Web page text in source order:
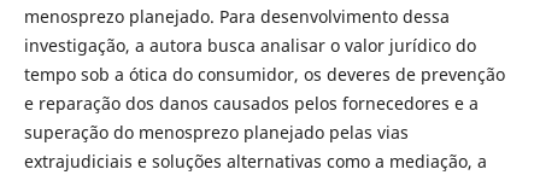
menosprezo planejado. Para desenvolvimento dessa
investigação, a autora busca analisar o valor jurídico do
tempo sob a ótica do consumidor, os deveres de prevenção
e reparação dos danos causados pelos fornecedores e a
superação do menosprezo planejado pelas vias
extrajudiciais e soluções alternativas como a mediação, a